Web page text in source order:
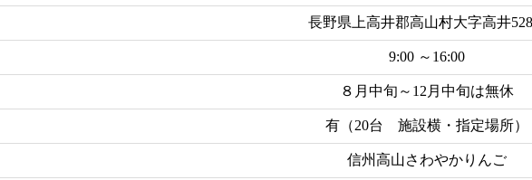
長野県上高井郡高山村大字高井
9:00 ～16:00
８月中旬～12月中旬は無休
有（20台 施設横・指定場所）
信州高山さわやかりんご